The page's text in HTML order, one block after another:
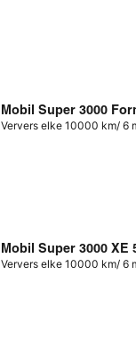
Mobil Super 3000
Ververs elke 10000 km/ 6
Mobil Super 3000 XE
Ververs elke 10000 km/ 6